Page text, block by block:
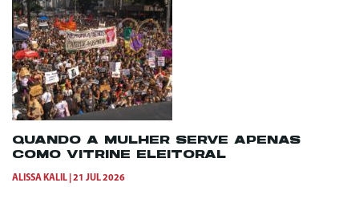
QUANDO A MULHER SERVE APENAS
COMO VITRINE ELEITORAL
ALISSA KALIL 21 JUL 2026